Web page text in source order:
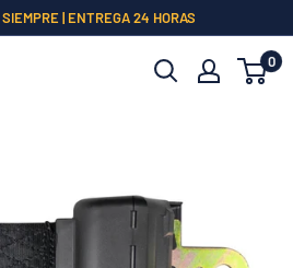
| ENTREGA 24 HORAS
0